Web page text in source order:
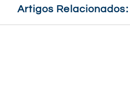
Artigos Relacionados: